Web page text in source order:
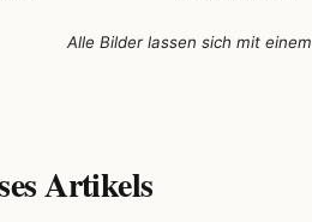
Alle Bilder lassen sich mit
Artikels